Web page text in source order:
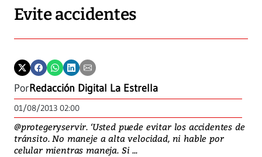
Evite accidentes
PorRedacción Digital La Estrella
01/08/2013 02:00
@protegeryservir. ‘Usted puede evitar los accidentes de
tránsito. No maneje a alta velocidad, ni hable por
celular mientras maneja. Si ...